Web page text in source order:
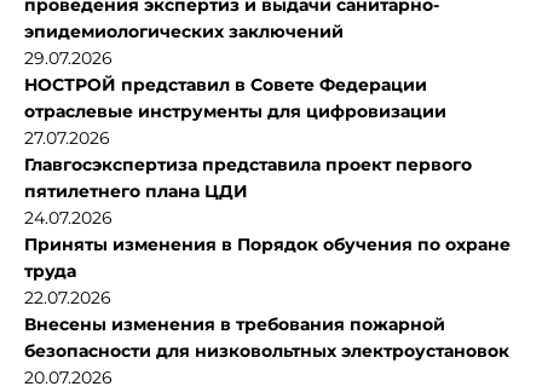
проведения экспертиз и выдачи санитарно-
эпидемиологических заключений
29.07.2026
НОСТРОЙ представил в Совете Федерации
отраслевые инструменты для цифровизации
27.07.2026
Главгосэкспертиза представила проект первого
пятилетнего плана ЦДИ
24.07.2026
Приняты изменения в Порядок обучения по охране
труда
22.07.2026
Внесены изменения в требования пожарной
безопасности для низковольтных электроустановок
20.07.2026